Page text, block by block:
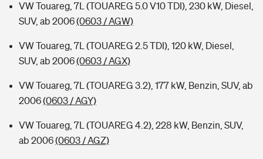
VW Touareg, 7L (TOUAREG 5.0 V10 TDI), 230 kW, Diesel,
SUV, ab 2006(0603 / AGW)
VW Touareg, 7L (TOUAREG 2.5 TDI), 120 kW, Diesel,
SUV, ab 2006(0603 / AGX)
VW Touareg, 7L (TOUAREG 3.2), 177 kW, Benzin, SUV, ab
2006(0603 / AGY)
VW Touareg, 7L (TOUAREG 4.2), 228 kW, Benzin, SUV,
ab 2006(0603 / AGZ)